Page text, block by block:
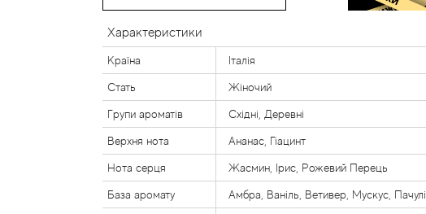
Характеристики
Країна Італія
Стать Жіночий
Групи ароматів Східні, Деревні
Верхня нота Ананас, Гіацинт
Нота серця Жасмин, Ірис, Рожевий Перець
База аромату Амбра, Ваніль, Ветивер, Мускус, Пачулі